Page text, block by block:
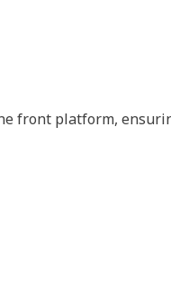
front platform,